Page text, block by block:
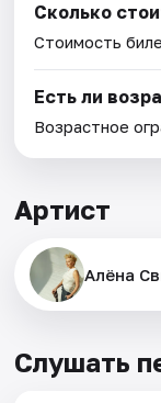
Сколько
Стоимость
Есть ли
Возрастное
Артист
Алёна
Слушать